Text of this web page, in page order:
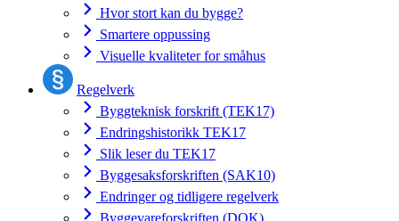
Hvor stort kan du bygge?
Smartere oppussing
Visuelle kvaliteter for småhus
Regelverk
Byggteknisk forskrift (TEK17)
Endringshistorikk TEK17
Slik leser du TEK17
Byggesaksforskriften (SAK10)
Endringer og tidligere regelverk
Byggevareforskriften (DOK)